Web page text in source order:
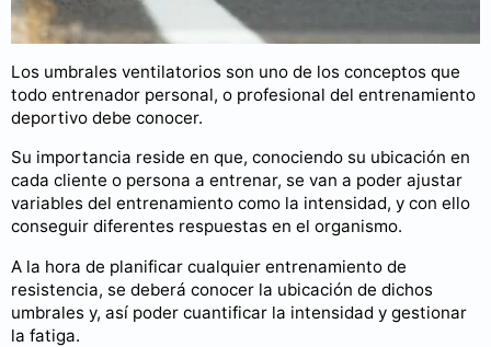
Los umbrales ventilatorios son uno de los conceptos que
todo entrenador personal, o profesional del entrenamiento
deportivo debe conocer.
Su importancia reside en que, conociendo su ubicación en
cada cliente o persona a entrenar, se van a poder ajustar
variables del entrenamiento como la intensidad, y con ello
conseguir diferentes respuestas en el organismo.
A la hora de planificar cualquier entrenamiento de
resistencia, se deberá conocer la ubicación de dichos
umbrales y, así poder cuantificar la intensidad y gestionar
la fatiga.